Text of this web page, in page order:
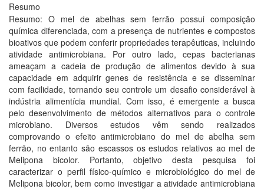
Resumo
Resumo: O mel de abelhas sem ferrão possui composição
química diferenciada, com a presença de nutrientes e compostos
bioativos que podem conferir propriedades terapêuticas, incluindo
atividade antimicrobiana. Por outro lado, cepas bacterianas
ameaçam a cadeia de produção de alimentos devido à sua
capacidade em adquirir genes de resistência e se disseminar
com facilidade, tornando seu controle um desafio considerável à
indústria alimentícia mundial. Com isso, é emergente a busca
pelo desenvolvimento de métodos alternativos para o controle
microbiano. Diversos estudos vêm sendo realizados
comprovando o efeito antimicrobiano do mel de abelha sem
ferrão, no entanto são escassos os estudos relativos ao mel de
Melipona bicolor. Portanto, objetivo desta pesquisa foi
caracterizar o perfil físico-químico e microbiológico do mel de
Melipona bicolor, bem como investigar a atividade antimicrobiana